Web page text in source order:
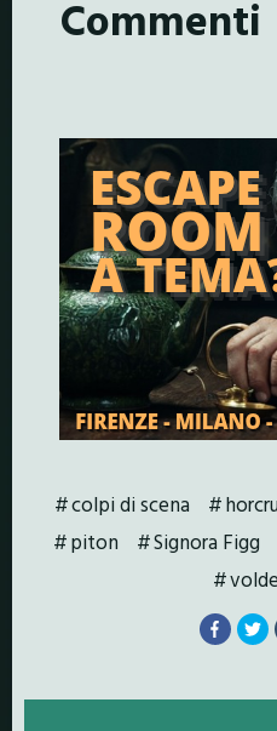
Commenti
colpi di scena
piton
Signora Figg